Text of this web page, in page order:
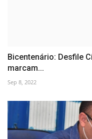
Bicentenário: Desfile
marcam...
Sep 8, 2022